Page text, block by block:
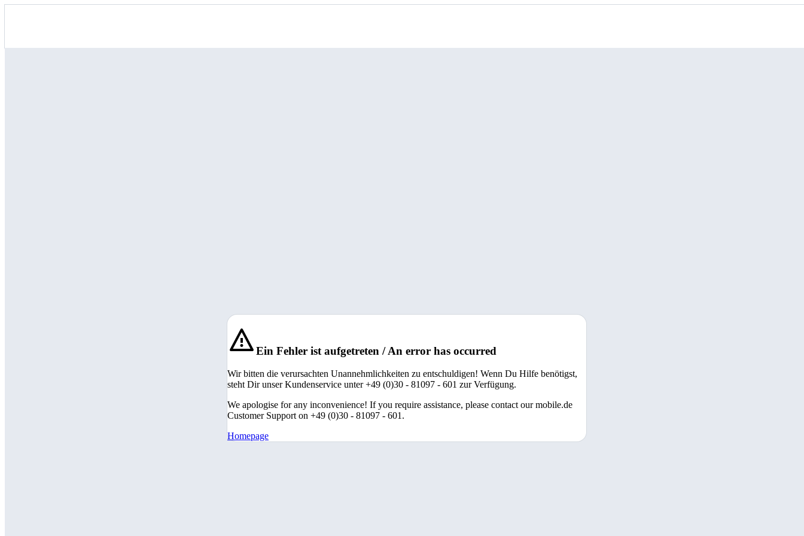
Ein Fehler ist aufgetreten / An error has occurred
Wir bitten die verursachten Unannehmlichkeiten zu entschuldigen! Wenn Du Hilfe benötigst,
steht Dir unser Kundenservice unter +49 (0)30 - 81097 - 601 zur Verfügung.
We apologise for any inconvenience! If you require assistance, please contact our mobile.de
Customer Support on +49 (0)30 - 81097 - 601.
Homepage